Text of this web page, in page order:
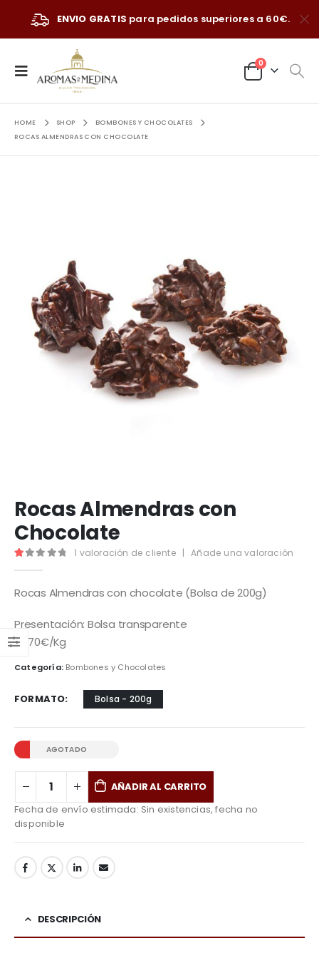
ENVIO GRATIS para pedidos superiores a 60€.
0
HOME SHOP
BOMBONES Y CHOCOLATES
ROCAS ALMENDRAS CON CHOCOLATE
Rocas Almendras con
Chocolate
1 valoración de cliente | Añade una valoración
Rocas Almendras con chocolate (Bolsa de 200g)
Presentación: Bolsa transparente
29,70€/Kg
Categoría: Bombones y Chocolates
FORMATO Bolsa - 200g
AGOTADO
AÑADIR AL CARRITO
Fecha de envío estimada: Sin existencias, fecha no
disponible
DESCRIPCIÓN